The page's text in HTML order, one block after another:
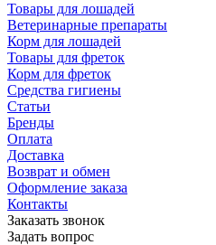
Товары для лошадей
Ветеринарные препараты
Корм для лошадей
Товары для фреток
Корм для фреток
Средства гигиены
Статьи
Бренды
Оплата
Доставка
Возврат и обмен
Оформление заказа
Контакты
Заказать звонок
Задать вопрос